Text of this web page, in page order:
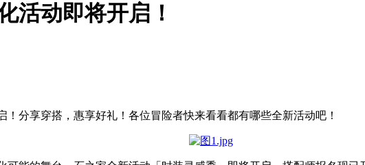
活动即将开启！
分享穿搭，惠享好礼！各位冒险者快来看看都有哪些全新活动吧！